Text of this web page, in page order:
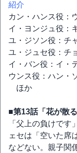
紹介
カン・ハンス役：
イ・ヨンジュ役：
ユ・ジソン役：チ
ユ・ジュセ役：チ
イ・バン役：イ・
ウンス役：ハン・
ほか
■第13話「花が散
「父上の負けです
ェセは「空いた席
などない。親子関